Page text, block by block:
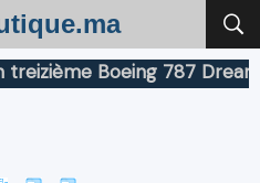
Boeing 787 Dreamliner